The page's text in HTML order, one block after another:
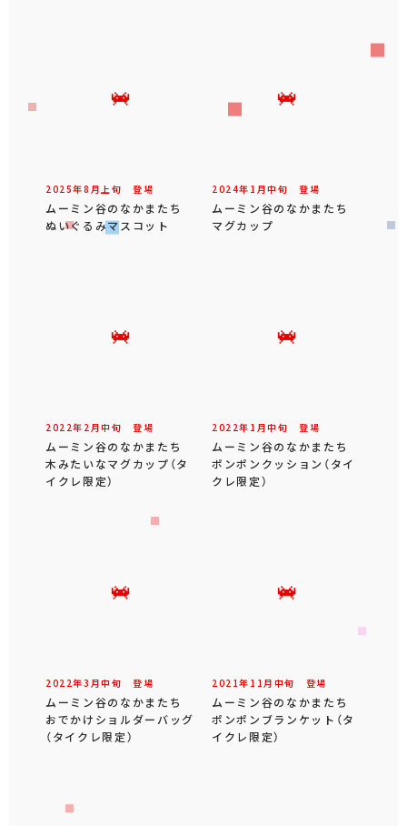
2025年8 月 上旬 登場
ムーミン谷のなかまたち
ぬいぐるみマスコット
2024年 1 月中旬 登場
ムーミン谷のなかまたち
マグカップ
2022年 2 月中旬 登場
ムーミン谷のなかまたち
木みたいなマグカップ（タ
イクレ限定）
2022年 1 月中旬 登場
ムーミン谷のなかまたち
ポンポンクッション（タイ
クレ限定）
2022年3 月中旬 登場
ムーミン谷のなかまたち
おでかけショルダーバッグ
（タイクレ限定）
2021年 11 月 中旬 登場
ムーミン谷のなかまたち
ポンポンブランケット（タ
イクレ限定）